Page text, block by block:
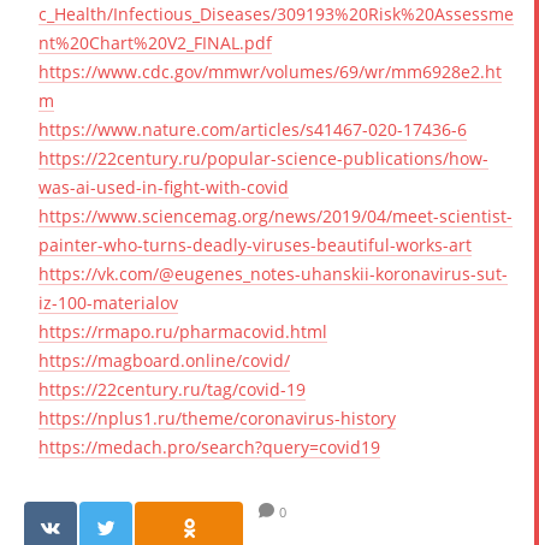
c_Health/Infectious_Diseases/309193%20Risk%20Assessme
nt%20Chart%20V2_FINAL.pdf
https://www.cdc.gov/mmwr/volumes/69/wr/mm6928e2.ht
m
https://www.nature.com/articles/s41467-020-17436-6
https://22century.ru/popular-science-publications/how-
was-ai-used-in-fight-with-covid
https://www.sciencemag.org/news/2019/04/meet-scientist-
painter-who-turns-deadly-viruses-beautiful-works-art
https://vk.com/@eugenes_notes-uhanskii-koronavirus-sut-
iz-100-materialov
https://rmapo.ru/pharmacovid.html
https://magboard.online/covid/
https://22century.ru/tag/covid-19
https://nplus1.ru/theme/coronavirus-history
https://medach.pro/search?query=covid19
0